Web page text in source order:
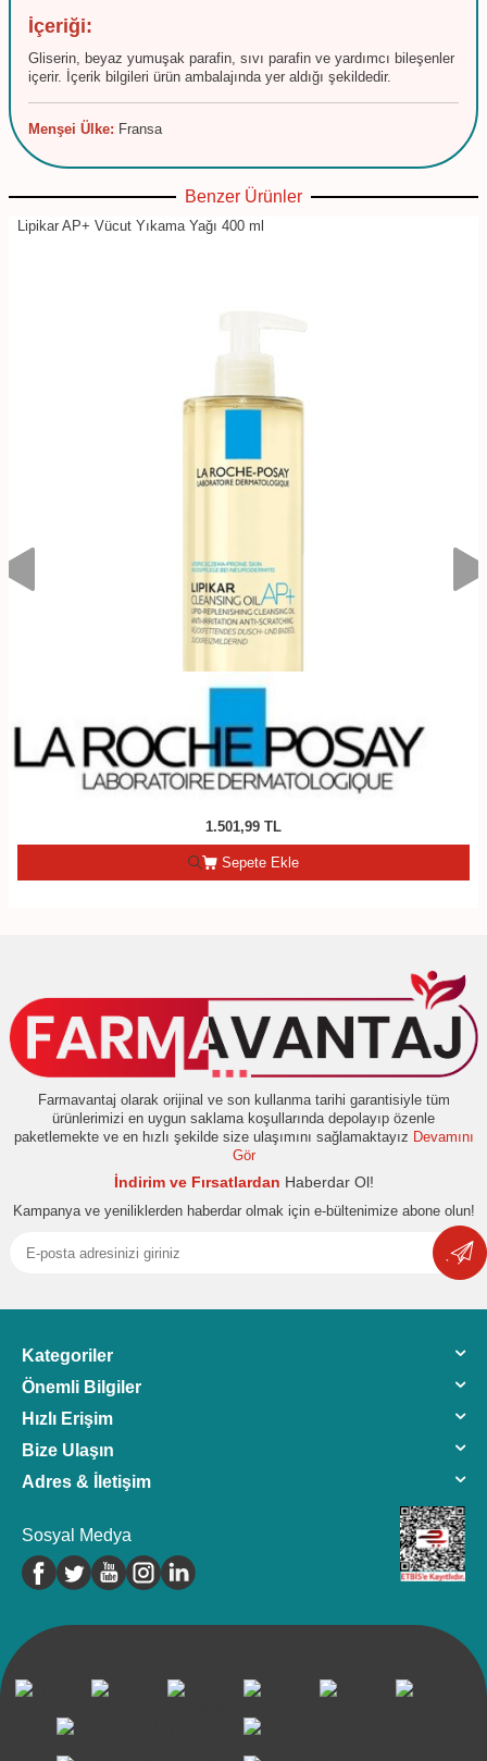
İçeriği:
Gliserin, beyaz yumuşak parafin, sıvı parafin ve yardımcı bileşenler
içerir. İçerik bilgileri ürün ambalajında yer aldığı şekildedir.
Menşei Ülke: Fransa
Benzer Ürünler
Lipikar AP+ Vücut Yıkama Yağı 400 ml
1.501,99 TL
Sepete Ekle
Farmavantaj olarak orijinal ve son kullanma tarihi garantisiyle tüm
ürünlerimizi en uygun saklama koşullarında depolayıp özenle
paketlemekte ve en hızlı şekilde size ulaşımını sağlamaktayız Devamını
Gör
İndirim ve Fırsatlardan Haberdar Ol!
Kampanya ve yeniliklerden haberdar olmak için e-bültenimize abone olun!
Kategoriler
Önemli Bilgiler
Hızlı Erişim
Bize Ulaşın
Adres & İletişim
Sosyal Medya